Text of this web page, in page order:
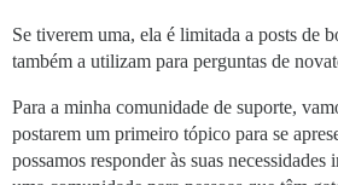
Se tiverem uma, ela é limitada a posts de
também a utilizam para perguntas de
Para a minha comunidade de suporte,
postarem um primeiro tópico para se
possamos responder às suas necessidades